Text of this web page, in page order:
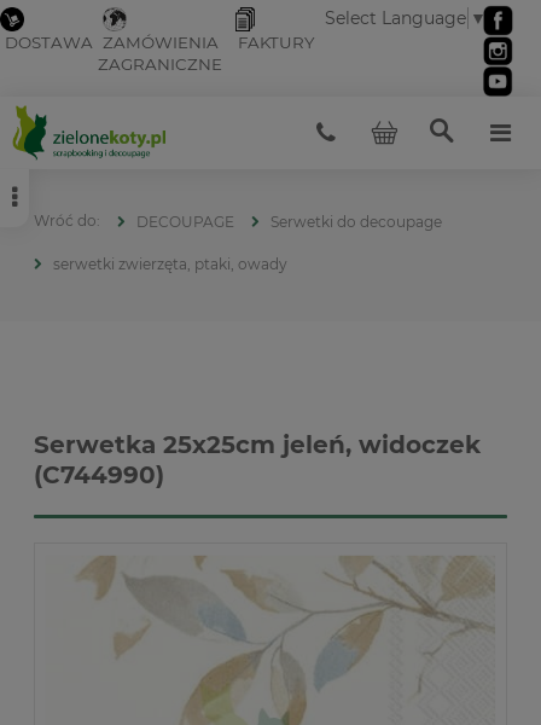
DOSTAWA ZAMÓWIENIA
ZAGRANICZNE
FAKTURY
Select Language ▼
DECOUPAGE Serwetki do decoupage
serwetki zwierzęta, ptaki, owady
Serwetka 25x25cm jeleń, widoczek
(C744990)